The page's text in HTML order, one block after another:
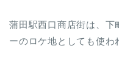
蒲田駅西口商店街は、下
ーのロケ地としても使わ